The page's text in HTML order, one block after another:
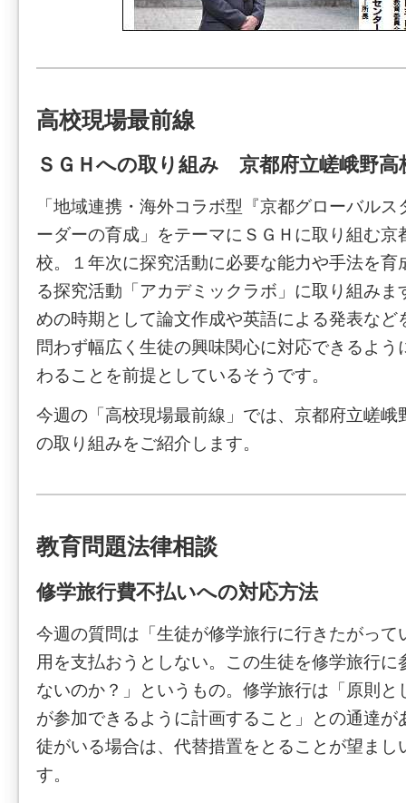
高校現場最前線
ＳＧＨへの取り組み 京都府立嵯峨野高
「地域連携・海外コラボ型『京都グローバル
ーダーの育成」をテーマにＳＧＨに取り組む京
校。１年次に探究活動に必要な能力や手法を育
る探究活動「アカデミックラボ」に取り組みま
めの時期として論文作成や英語による発表など
問わず幅広く生徒の興味関心に対応できるよう
わることを前提としているそうです。
今週の「高校現場最前線」では、京都府立嵯峨
の取り組みをご紹介します。
教育問題法律相談
修学旅行費不払いへの対応方法
今週の質問は「生徒が修学旅行に行きたがって
用を支払おうとしない。この生徒を修学旅行に
ないのか？」というもの。修学旅行は「原則と
が参加できるように計画すること」との通達が
徒がいる場合は、代替措置をとることが望まし
す。